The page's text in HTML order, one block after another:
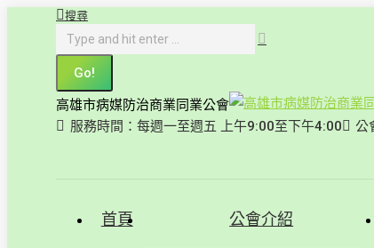
搜搜尋
高雄市病媒防治商業同業公會
服務時間：每週一至週五 上午9:00至下午4:00
公
首頁 公會介紹